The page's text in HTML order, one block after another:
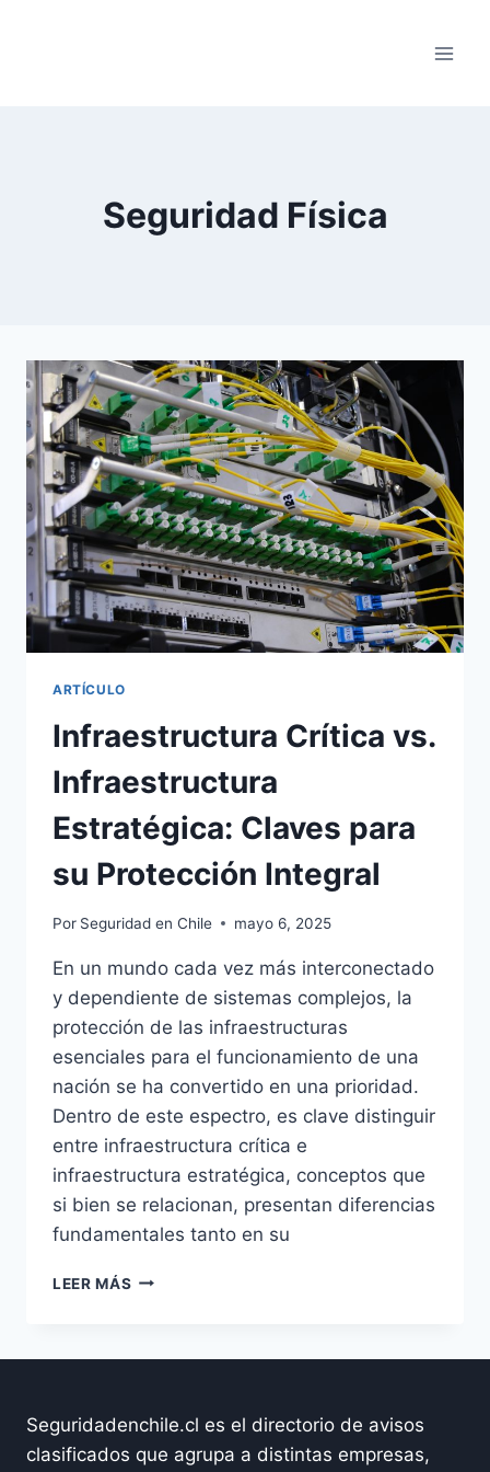
Seguridad Física
ARTÍCULO
Infraestructura Crítica vs.
Infraestructura
Estratégica: Claves para
su Protección Integral
Por Seguridad en Chile mayo 6, 2025
En un mundo cada vez más interconectado
y dependiente de sistemas complejos, la
protección de las infraestructuras
esenciales para el funcionamiento de una
nación se ha convertido en una prioridad.
Dentro de este espectro, es clave distinguir
entre infraestructura crítica e
infraestructura estratégica, conceptos que
si bien se relacionan, presentan diferencias
fundamentales tanto en su
LEER MÁS INFRAESTRUCTURA
PARA
SU
PROTECCIÓN
Seguridadenchile.cl es el directorio de avisos
clasificados que agrupa a distintas empresas,